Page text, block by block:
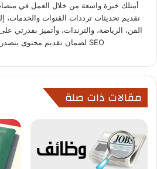
أمتلك خبرة واسعة من خلال العمل في
تقديم تحديثات ترددات القنوات والخدمات،
الفن، الرياضة، والترندات، وأتميز بقدرتي
SEO لضمان تقديم محتوى يتصدر اهتمامات القراء
مقالات ذات صلة